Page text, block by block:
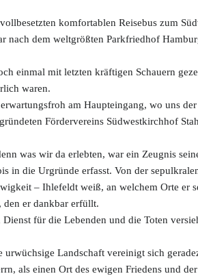
komfortablen Reisebus zum
nach dem weltgrößten Parkfriedhof
einmal mit letzten kräftigen Schauern
waren.
am Haupteingang, wo uns
Fördervereins Südwestkirchhof
was wir da erlebten, war ein Zeugnis
in die Urgründe erfasst. Von der
– Ihlefeldt weiß, an welchem Orte er
den er dankbar erfüllt.
für die Lebenden und die Toten
Landschaft vereinigt sich
als einen Ort des ewigen Friedens und